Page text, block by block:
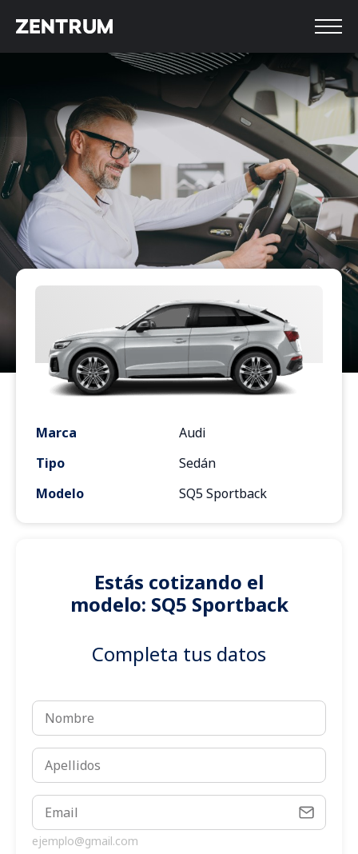
Marca
Audi
Tipo
Sedán
Modelo
SQ5 Sportback
Estás cotizando el
modelo: SQ5 Sportback
Completa tus datos
ejemplo@gmail.com